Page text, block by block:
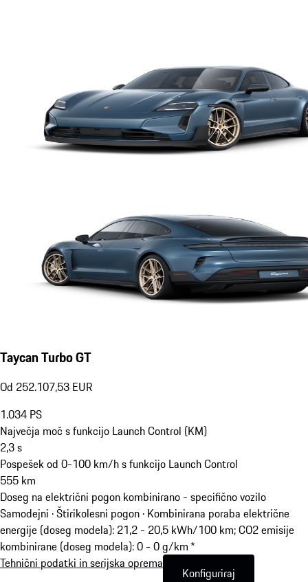
Taycan Turbo GT
Od 252.107,53 EUR
1.034 PS
Največja moč s funkcijo Launch Control (KM)
2,3s
Pospešek od 0-100 km/h s funkcijo Launch Control
555 km
Doseg na električni pogon kombinirano - specifično vozilo
Samodejni · Štirikolesni pogon · Kombinirana poraba električne
energije (doseg modela): 21,2 - 20,5 kWh/100 km; CO2 emisije
kombinirane (doseg modela): 0 - 0 g/km *
Tehnični podatki in serijska oprema
Konfiguriraj